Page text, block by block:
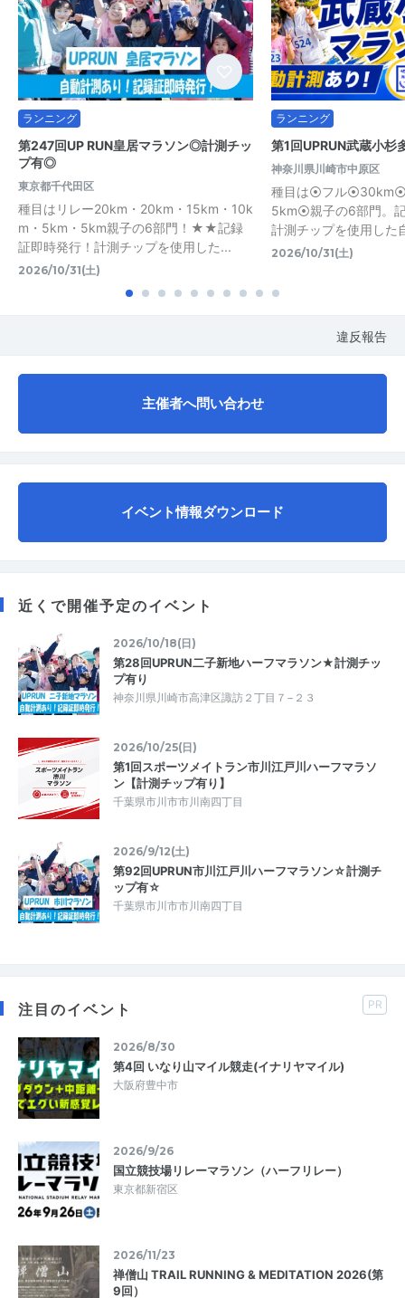
ランニング
第247回UP RUN皇居マラソン◎計測チッ
プ有◎
東京都千代田区
種目はリレー20km・20km・15km・10k
m・5km・5km親子の6部門！★★記録
証即時発行！計測チップを使用した...
2026/10/31(土)
ランニング
第1回UPRUN武蔵小杉
神奈川県川崎市中原区
種目は⦿フル
5km⦿親子の6部門。
計測チップを使用した
2026/10/31(土)
違反報告
主催者へ問い合わせ
イベント情報ダウンロード
近くで開催予定のイベント
2026/10/18(日)
第28回UPRUN二子新地ハーフマラソン★計測チッ
プ有り
神奈川県川崎市高津区諏訪２丁目７−２３
2026/10/25(日)
第1回スポーツメイトラン市川江戸川ハーフマラソ
ン【計測チップ有り】
千葉県市川市市川南四丁目
2026/9/12(土)
第92回UPRUN市川江戸川ハーフマラソン☆計測チ
ップ有☆
千葉県市川市市川南四丁目
注目のイベント PR
2026/8/30
第4回 いなり山マイル競走(イナリヤマイル)
大阪府豊中市
2026/9/26
国立競技場リレーマラソン（ハーフリレー）
東京都新宿区
2026/11/23
禅僧山 TRAIL RUNNING & MEDITATION 2026(第
9回）